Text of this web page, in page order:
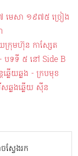
៧ មេសា ១៩៧៥ ច្រៀង
ក្រុមហ៊ុន កាស្សែត
បទទី ៥ នៅ Side B
ើយឆ្លង - ក្របមុខ
ឆ្លងឆ្លើយ សុីន
ស្វែងរក